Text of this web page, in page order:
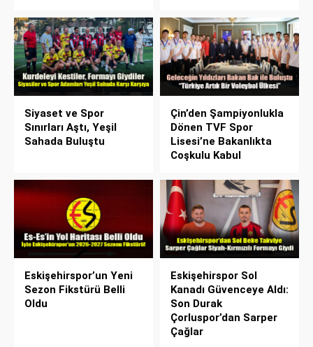
Siyaset ve Spor
Sınırları Aştı, Yeşil
Sahada Buluştu
Çin’den Şampiyonlukla
Dönen TVF Spor
Lisesi’ne Bakanlıkta
Coşkulu Kabul
Eskişehirspor’un Yeni
Sezon Fikstürü Belli
Oldu
Eskişehirspor Sol
Kanadı Güvenceye Aldı:
Son Durak
Çorluspor’dan Sarper
Çağlar